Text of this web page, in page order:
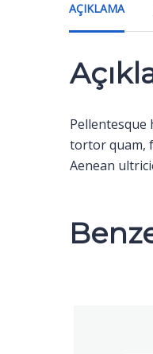
AÇIKLAMA
Pellentesque
tortor quam,
Aenean